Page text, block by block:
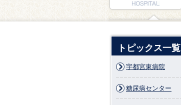
トピックス一覧
宇都宮東病院
糖尿病センター